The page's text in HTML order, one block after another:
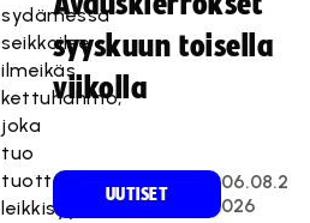
sydämessä
seikkailee
ilmeikäs
kettuhahmo,
joka
tuo
tuotteisiin
leikkisyyttä,
syyskuun toisella
viikolla
UUTISET
06.08.2
026